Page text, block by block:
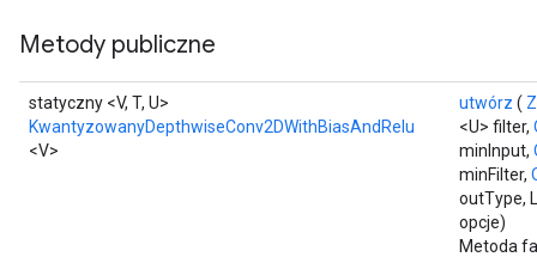
Metody publiczne
statyczny <V, T, U>
KwantyzowanyDepthwiseConv2DWithBiasAndRelu
<V>
utwórz (
<U> filter,
minInput,
minFilter,
outType,
opcje)
Metoda